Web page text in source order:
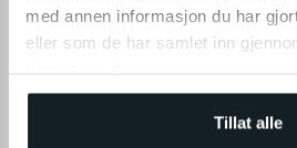
med annen informasjon du har
eller som de har samlet inn
Tillat alle